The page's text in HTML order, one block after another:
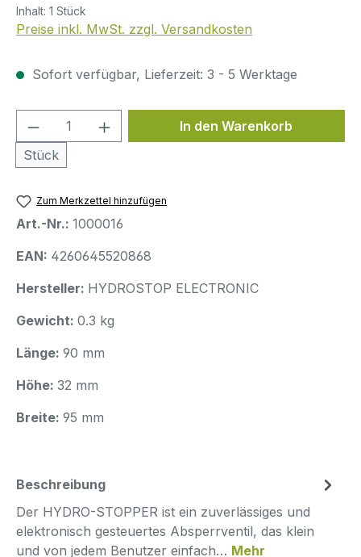
Inhalt: 1 Stück
Preise inkl. MwSt. zzgl. Versandkosten
Sofort verfügbar, Lieferzeit: 3 - 5 Werktage
Produkt Anzahl: Gib den
Stück
In den Warenkorb
Zum Merkzettel hinzufügen
Art.-Nr.: 1000016
EAN: 4260645520868
Hersteller: HYDROSTOP ELECTRONIC
Gewicht: 0.3 kg
Länge: 90 mm
Höhe: 32 mm
Breite: 95 mm
Beschreibung
Der HYDRO-STOPPER ist ein zuverlässiges und
elektronisch gesteuertes Absperrventil, das klein
und von jedem Benutzer einfach… Mehr